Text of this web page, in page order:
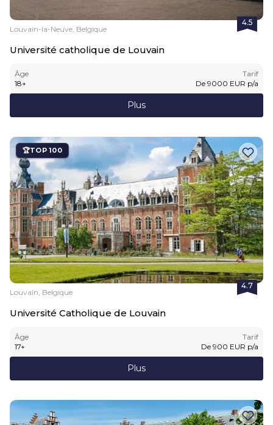
4.5
Louvain-la-Neuve, Belgique
Université catholique de Louvain
Âge
18+
Tarif
De 9000 EUR p/a
Plus
TOP 100
4.7
Louvain, Belgique
Université Catholique de Louvain
Âge
17+
Tarif
De 900 EUR p/a
Plus